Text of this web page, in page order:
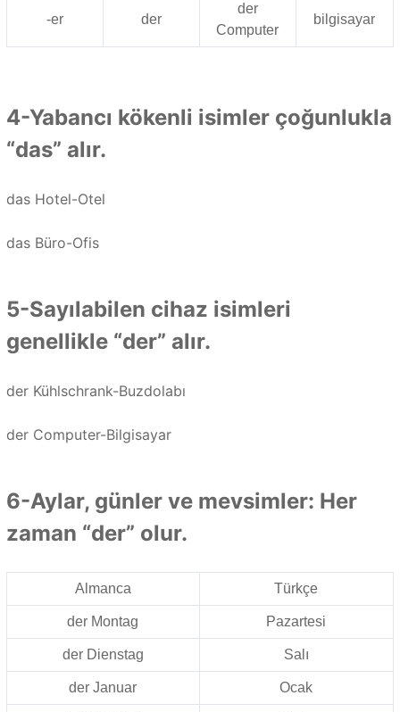
-er der
der
Computer
bilgisayar
4-Yabancı kökenli isimler çoğunlukla
“das” alır.
das Hotel-Otel
das Büro-Ofis
5-Sayılabilen cihaz isimleri
genellikle “der” alır.
der Kühlschrank-Buzdolabı
der Computer-Bilgisayar
6-Aylar, günler ve mevsimler: Her
zaman “der” olur.
Almanca Türkçe
der Montag Pazartesi
der Dienstag Salı
der Januar Ocak